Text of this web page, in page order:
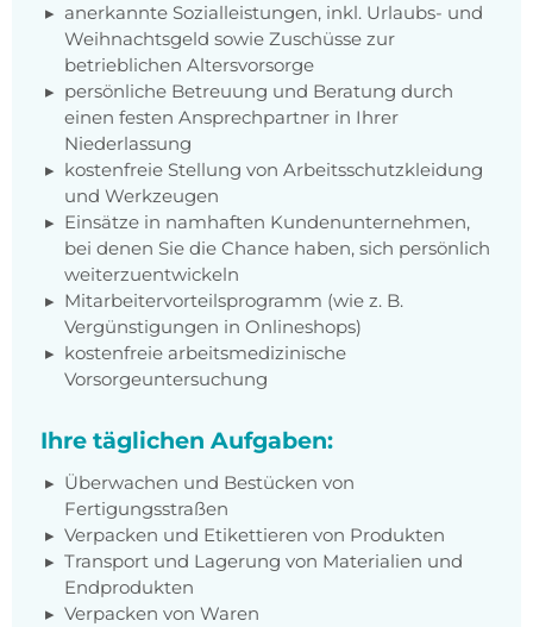
anerkannte Sozialleistungen, inkl. Urlaubs- und
Weihnachtsgeld sowie Zuschüsse zur
betrieblichen Altersvorsorge
persönliche Betreuung und Beratung durch
einen festen Ansprechpartner in Ihrer
Niederlassung
kostenfreie Stellung von Arbeitsschutzkleidung
und Werkzeugen
Einsätze in namhaften Kundenunternehmen,
bei denen Sie die Chance haben, sich persönlich
weiterzuentwickeln
Mitarbeitervorteilsprogramm (wie z. B.
Vergünstigungen in Onlineshops)
kostenfreie arbeitsmedizinische
Vorsorgeuntersuchung
Ihre täglichen Aufgaben:
Überwachen und Bestücken von
Fertigungsstraßen
Verpacken und Etikettieren von Produkten
Transport und Lagerung von Materialien und
Endprodukten
Verpacken von Waren